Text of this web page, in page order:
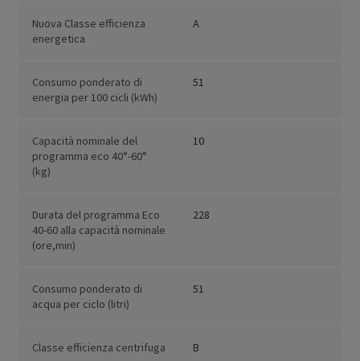
Nuova Classe efficienza
energetica
A
Consumo ponderato di
energia per 100 cicli (kWh)
51
Capacità nominale del
programma eco 40°-60°
(kg)
10
Durata del programma Eco
40-60 alla capacità nominale
(ore,min)
228
Consumo ponderato di
acqua per ciclo (litri)
51
Classe efficienza centrifuga B